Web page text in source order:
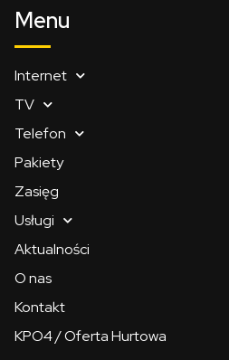
Menu
Internet
TV
Telefon
Pakiety
Zasięg
Usługi
Aktualności
O nas
Kontakt
KPO4 / Oferta Hurtowa